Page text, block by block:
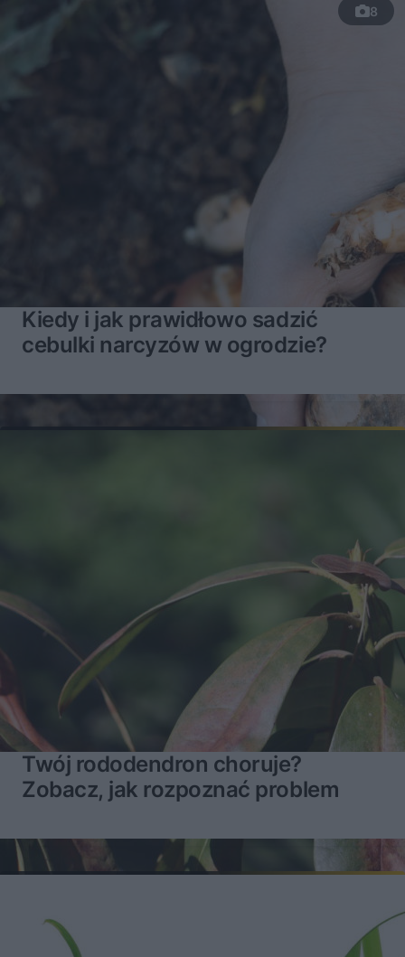
8
Kiedy i jak prawidłowo sadzić
cebulki narcyzów w ogrodzie?
Twój rododendron choruje?
Zobacz, jak rozpoznać problem